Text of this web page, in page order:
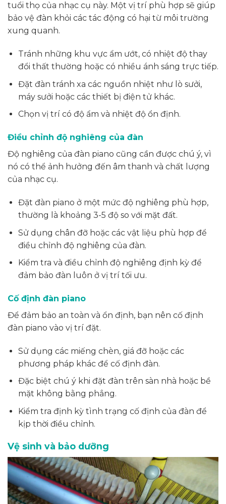
tuổi thọ của nhạc cụ này. Một vị trí phù hợp sẽ giúp
bảo vệ đàn khỏi các tác động có hại từ môi trường
xung quanh.
Tránh những khu vực ẩm ướt, có nhiệt độ thay
đổi thất thường hoặc có nhiều ánh sáng trực tiếp.
Đặt đàn tránh xa các nguồn nhiệt như lò sưởi,
máy sưởi hoặc các thiết bị điện tử khác.
Chọn vị trí có độ ẩm và nhiệt độ ổn định.
Điều chỉnh độ nghiêng của đàn
Độ nghiêng của đàn piano cũng cần được chú ý, vì
nó có thể ảnh hưởng đến âm thanh và chất lượng
của nhạc cụ.
Đặt đàn piano ở một mức độ nghiêng phù hợp,
thường là khoảng 3-5 độ so với mặt đất.
Sử dụng chân đỡ hoặc các vật liệu phù hợp để
điều chỉnh độ nghiêng của đàn.
Kiểm tra và điều chỉnh độ nghiêng định kỳ để
đảm bảo đàn luôn ở vị trí tối ưu.
Cố định đàn piano
Để đảm bảo an toàn và ổn định, bạn nên cố định
đàn piano vào vị trí đặt.
Sử dụng các miếng chèn, giá đỡ hoặc các
phương pháp khác để cố định đàn.
Đặc biệt chú ý khi đặt đàn trên sàn nhà hoặc bề
mặt không bằng phẳng.
Kiểm tra định kỳ tình trạng cố định của đàn để
kịp thời điều chỉnh.
Vệ sinh và bảo dưỡng